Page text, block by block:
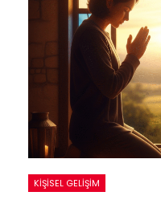
KIŞISEL GELIŞIM